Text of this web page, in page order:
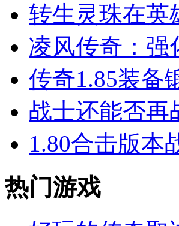
转生灵珠在英
凌风传奇：强
传奇1.85装备
战士还能否再
1.80合击版本
热门游戏